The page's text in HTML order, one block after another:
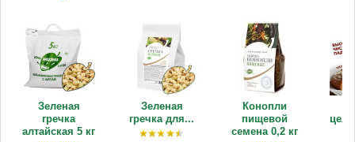
Зеленая
гречка
алтайская 5 кг
Зеленая
гречка для...
Конопли
пищевой
семена 0,2 кг